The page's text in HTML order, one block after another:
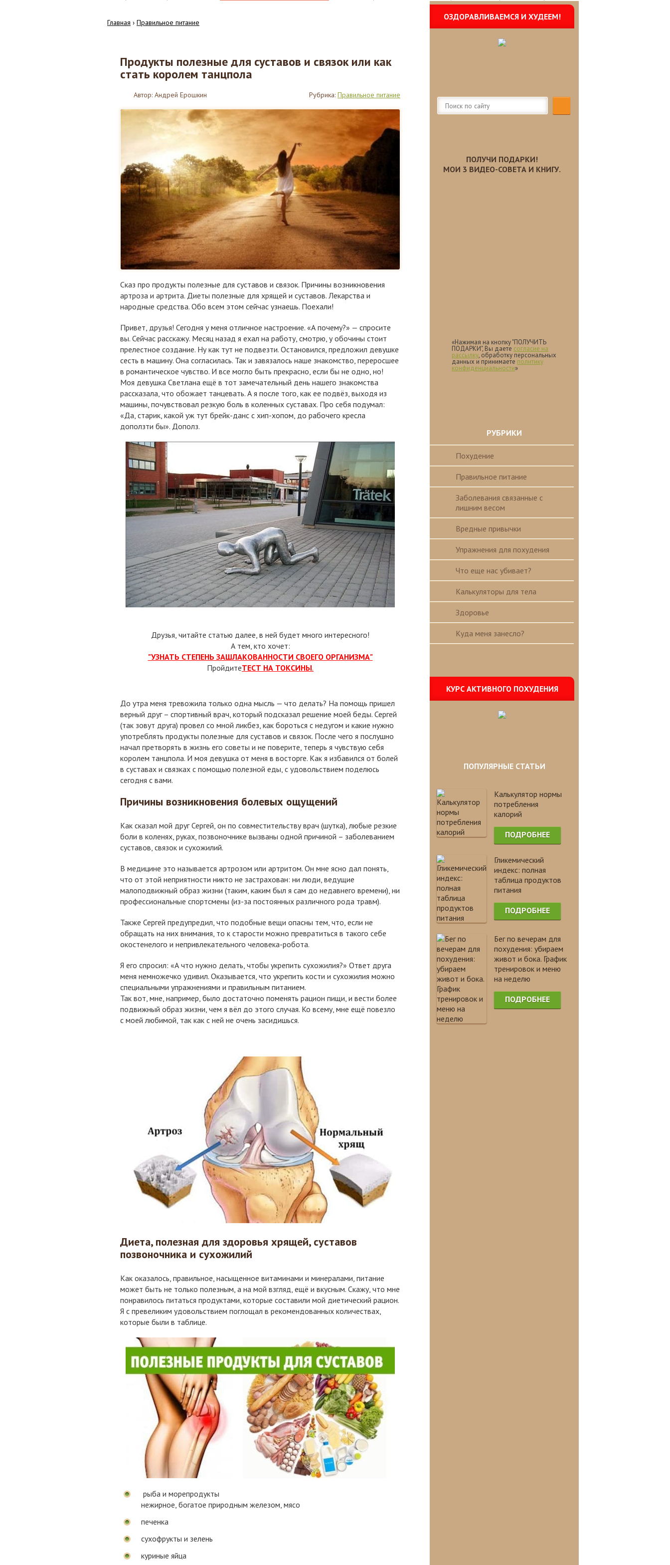
Главная › Правильное питание
Продукты полезные для суставов и связок или как
стать королем танцпола
Автор: Андрей Ерошкин Рубрика: Правильное питание
Сказ про продукты полезные для суставов и связок. Причины возникновения
артроза и артрита. Диеты полезные для хрящей и суставов. Лекарства и
народные средства. Обо всем этом сейчас узнаешь. Поехали!
Привет, друзья! Сегодня у меня отличное настроение. «А почему?» — спросите
вы. Сейчас расскажу. Месяц назад я ехал на работу, смотрю, у обочины стоит
прелестное создание. Ну как тут не подвезти. Остановился, предложил девушке
сесть в машину. Она согласилась. Так и завязалось наше знакомство, переросшее
в романтическое чувство. И все могло быть прекрасно, если бы не одно, но!
Моя девушка Светлана ещё в тот замечательный день нашего знакомства
рассказала, что обожает танцевать. А я после того, как ее подвёз, выходя из
машины, почувствовал резкую боль в коленных суставах. Про себя подумал:
«Да, старик, какой уж тут брейк-данс с хип-хопом, до рабочего кресла
доползти бы». Дополз.
Друзья, читайте статью далее, в ней будет много интересного!
А тем, кто хочет:
"УЗНАТЬ СТЕПЕНЬ ЗАШЛАКОВАННОСТИ СВОЕГО ОРГАНИЗМА"
ПройдитеТЕСТ НА ТОКСИНЫ.
До утра меня тревожила только одна мысль — что делать? На помощь пришел
верный друг – спортивный врач, который подсказал решение моей беды. Сергей
(так зовут друга) провел со мной ликбез, как бороться с недугом и какие нужно
употреблять продукты полезные для суставов и связок. После чего я послушно
начал претворять в жизнь его советы и не поверите, теперь я чувствую себя
королем танцпола. И моя девушка от меня в восторге. Как я избавился от болей
в суставах и связках с помощью полезной еды, с удовольствием поделюсь
сегодня с вами.
Причины возникновения болевых ощущений
Как сказал мой друг Сергей, он по совместительству врач (шутка), любые резкие
боли в коленях, руках, позвоночнике вызваны одной причиной – заболеванием
суставов, связок и сухожилий.
В медицине это называется артрозом или артритом. Он мне ясно дал понять,
что от этой неприятности никто не застрахован: ни люди, ведущие
малоподвижный образ жизни (таким, каким был я сам до недавнего времени), ни
профессиональные спортсмены (из-за постоянных различного рода травм).
Также Сергей предупредил, что подобные вещи опасны тем, что, если не
обращать на них внимания, то к старости можно превратиться в такого себе
окостенелого и непривлекательного человека-робота.
Я его спросил: «А что нужно делать, чтобы укрепить сухожилия?» Ответ друга
меня немножечко удивил. Оказывается, что укрепить кости и сухожилия можно
специальными упражнениями и правильным питанием.
Так вот, мне, например, было достаточно поменять рацион пищи, и вести более
подвижный образ жизни, чем я вёл до этого случая. Ко всему, мне ещё повезло
с моей любимой, так как с ней не очень засидишься.
Диета, полезная для здоровья хрящей, суставов
позвоночника и сухожилий
Как оказалось, правильное, насыщенное витаминами и минералами, питание
может быть не только полезным, а на мой взгляд, ещё и вкусным. Скажу, что мне
понравилось питаться продуктами, которые составили мой диетический рацион.
Я с превеликим удовольствием поглощал в рекомендованных количествах,
которые были в таблице.
рыба и морепродукты
нежирное, богатое природным железом, мясо
печенка
сухофрукты и зелень
куриные яйца
ОЗДОРАВЛИВАЕМСЯ И ХУДЕЕМ!
ПОЛУЧИ ПОДАРКИ!
МОИ 3 ВИДЕО-СОВЕТА И КНИГУ.
«Нажимая на кнопку "ПОЛУЧИТЬ
ПОДАРКИ", Вы даете согласие на
рассылку, обработку персональных
данных и принимаете политику
конфиденциальности»
РУБРИКИ
Похудение
Правильное питание
Заболевания связанные с
лишним весом
Вредные привычки
Упражнения для похудения
Что еще нас убивает?
Калькуляторы для тела
Здоровье
Куда меня занесло?
КУРС АКТИВНОГО ПОХУДЕНИЯ
ПОПУЛЯРНЫЕ СТАТЬИ
Калькулятор нормы
потребления
калорий
ПОДРОБНЕЕ
Гликемический
индекс: полная
таблица продуктов
питания
ПОДРОБНЕЕ
Бег по вечерам для
похудения: убираем
живот и бока. График
тренировок и меню
на неделю
ПОДРОБНЕЕ